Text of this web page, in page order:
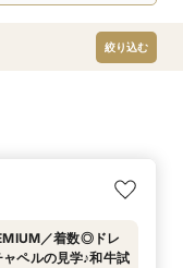
絞り込む
／着数◎ドレ
ペルの見学♪和牛試